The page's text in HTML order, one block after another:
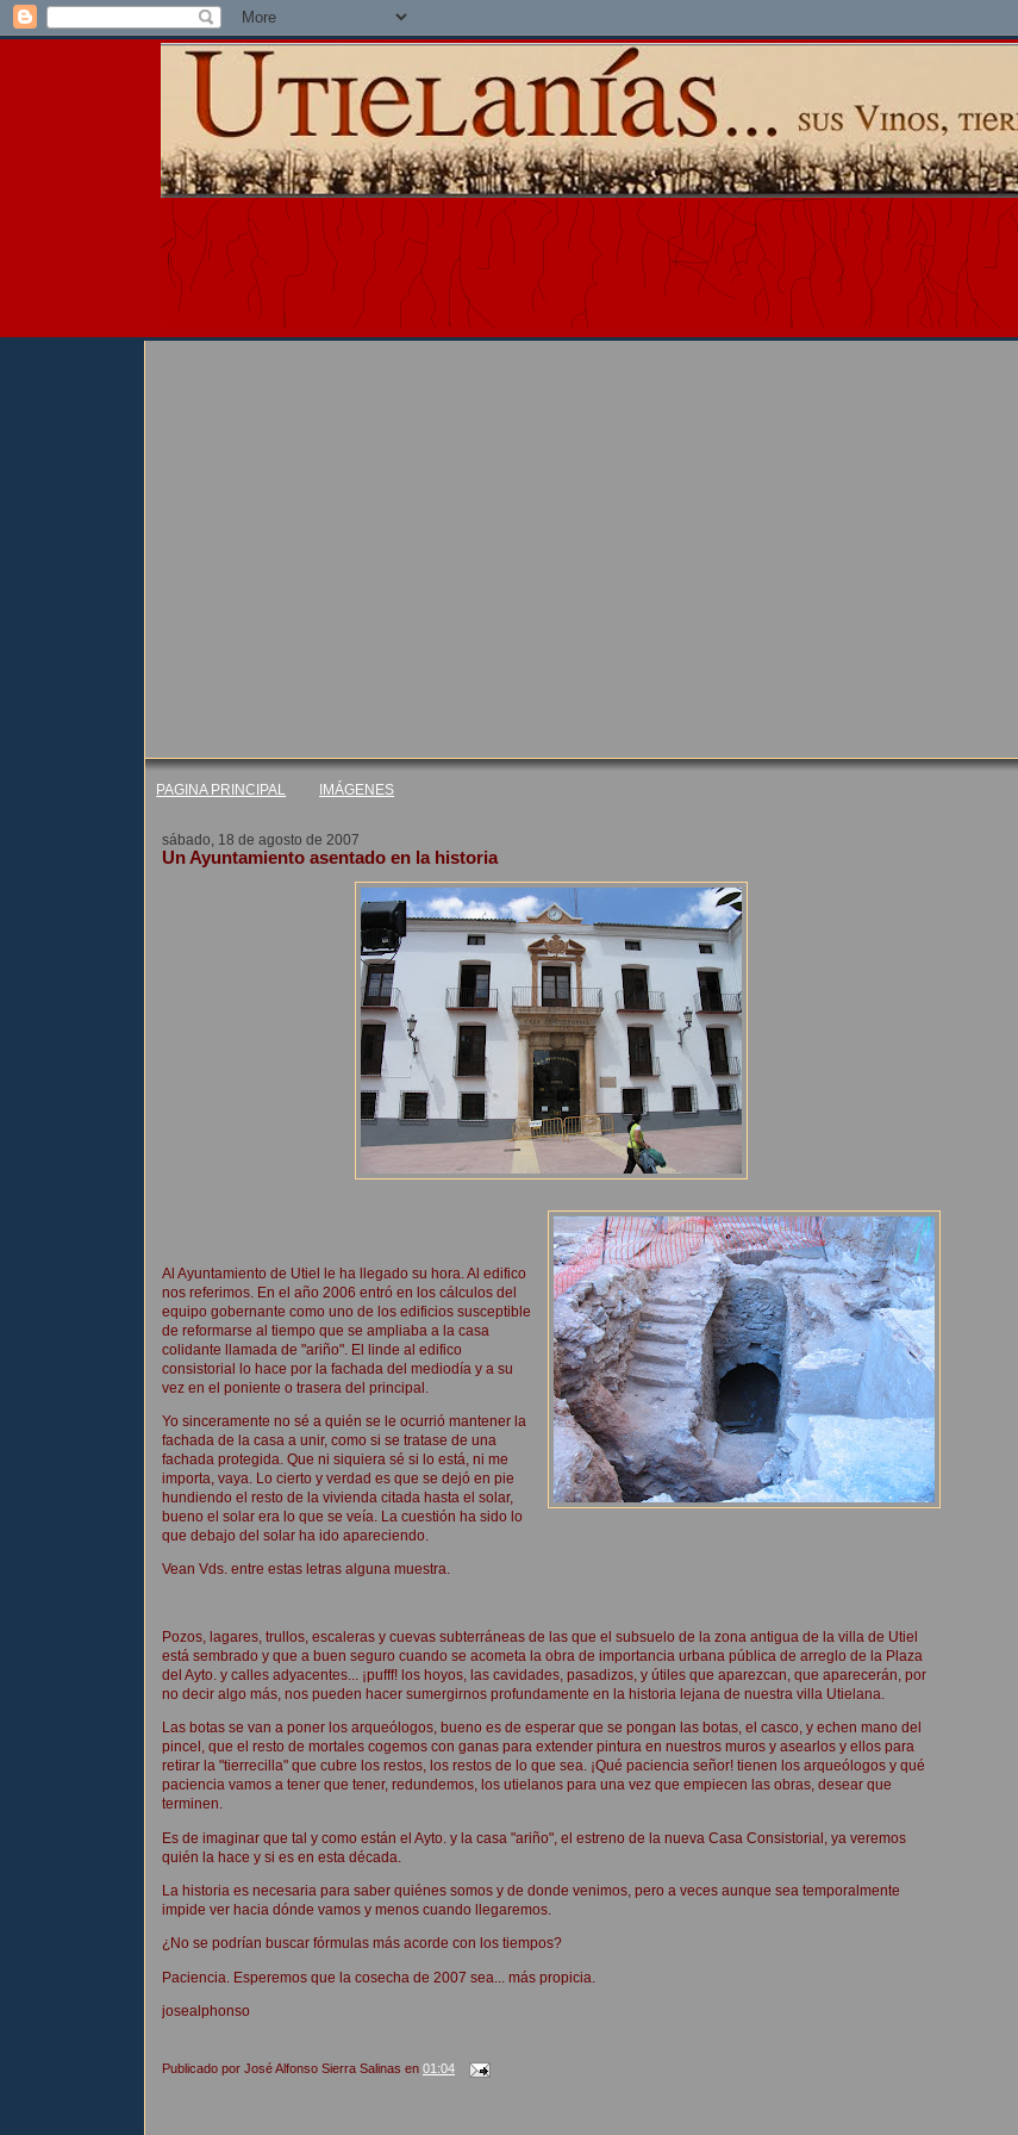
PAGINA PRINCIPAL IMÁGENES
sábado, 18 de agosto de 2007
Un Ayuntamiento asentado en la historia
Al Ayuntamiento de Utiel le ha llegado su hora. Al edifico
nos referimos. En el año 2006 entró en los cálculos del
equipo gobernante como uno de los edificios susceptible
de reformarse al tiempo que se ampliaba a la casa
colidante llamada de "ariño". El linde al edifico
consistorial lo hace por la fachada del mediodía y a su
vez en el poniente o trasera del principal.
Yo sinceramente no sé a quién se le ocurrió mantener la
fachada de la casa a unir, como si se tratase de una
fachada protegida. Que ni siquiera sé si lo está, ni me
importa, vaya. Lo cierto y verdad es que se dejó en pie
hundiendo el resto de la vivienda citada hasta el solar,
bueno el solar era lo que se veía. La cuestión ha sido lo
que debajo del solar ha ido apareciendo.
Vean Vds. entre estas letras alguna muestra.
Pozos, lagares, trullos, escaleras y cuevas subterráneas de las que el subsuelo de la zona antigua de la villa de Utiel
está sembrado y que a buen seguro cuando se acometa la obra de importancia urbana pública de arreglo de la Plaza
del Ayto. y calles adyacentes... ¡pufff! los hoyos, las cavidades, pasadizos, y útiles que aparezcan, que aparecerán, por
no decir algo más, nos pueden hacer sumergirnos profundamente en la historia lejana de nuestra villa Utielana.
Las botas se van a poner los arqueólogos, bueno es de esperar que se pongan las botas, el casco, y echen mano del
pincel, que el resto de mortales cogemos con ganas para extender pintura en nuestros muros y asearlos y ellos para
retirar la "tierrecilla" que cubre los restos, los restos de lo que sea. ¡Qué paciencia señor! tienen los arqueólogos y qué
paciencia vamos a tener que tener, redundemos, los utielanos para una vez que empiecen las obras, desear que
terminen.
Es de imaginar que tal y como están el Ayto. y la casa "ariño", el estreno de la nueva Casa Consistorial, ya veremos
quién la hace y si es en esta década.
La historia es necesaria para saber quiénes somos y de donde venimos, pero a veces aunque sea temporalmente
impide ver hacia dónde vamos y menos cuando llegaremos.
¿No se podrían buscar fórmulas más acorde con los tiempos?
Paciencia. Esperemos que la cosecha de 2007 sea... más propicia.
josealphonso
Publicado por José Alfonso Sierra Salinas en 01:04